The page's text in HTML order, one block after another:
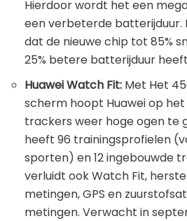
Hierdoor wordt het een
een verbeterde batterijduur.
dat de nieuwe chip tot 85%
25% betere batterijduur
Huawei Watch Fit: Met Het
scherm hoopt Huawei op
trackers weer hoge ogen te
heeft 96 trainingsprofielen
sporten) en 12 ingebouwde
verluidt ook Watch Fit,
metingen, GPS en
metingen. Verwacht in